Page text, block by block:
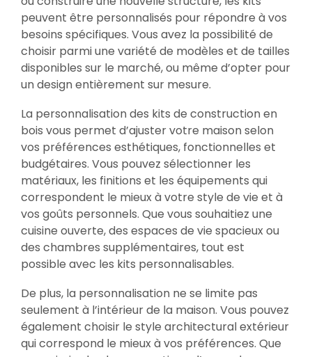
peuvent être personnalisés pour répondre à vos
besoins spécifiques. Vous avez la possibilité de
choisir parmi une variété de modèles et de tailles
disponibles sur le marché, ou même d’opter pour
un design entièrement sur mesure.
La personnalisation des kits de construction en
bois vous permet d’ajuster votre maison selon
vos préférences esthétiques, fonctionnelles et
budgétaires. Vous pouvez sélectionner les
matériaux, les finitions et les équipements qui
correspondent le mieux à votre style de vie et à
vos goûts personnels. Que vous souhaitiez une
cuisine ouverte, des espaces de vie spacieux ou
des chambres supplémentaires, tout est
possible avec les kits personnalisables.
De plus, la personnalisation ne se limite pas
seulement à l’intérieur de la maison. Vous pouvez
également choisir le style architectural extérieur
qui correspond le mieux à vos préférences. Que